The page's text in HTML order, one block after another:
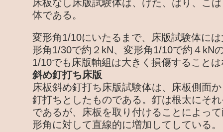
床板なし床版試験体は、けた、はり、こ
体である。
変形角1/10にいたるまで、床版試験体に
形角1/30で約２kN、変形角1/10で約４kN
1/10でも床版軸組は大きく損傷すること
斜め釘打ち床版
床板斜め釘打ち床版試験体は、床板側面
釘打ちとしたものである。釘は根太にそ
であるが、床板を取り付けることによっ
形角に対して直線的に増加してしている。